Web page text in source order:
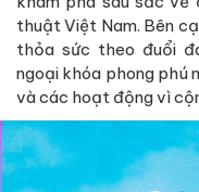
thuật Việt Nam. Bên
thỏa sức theo đuổi
ngoại khóa phong phú
và các hoạt động vì